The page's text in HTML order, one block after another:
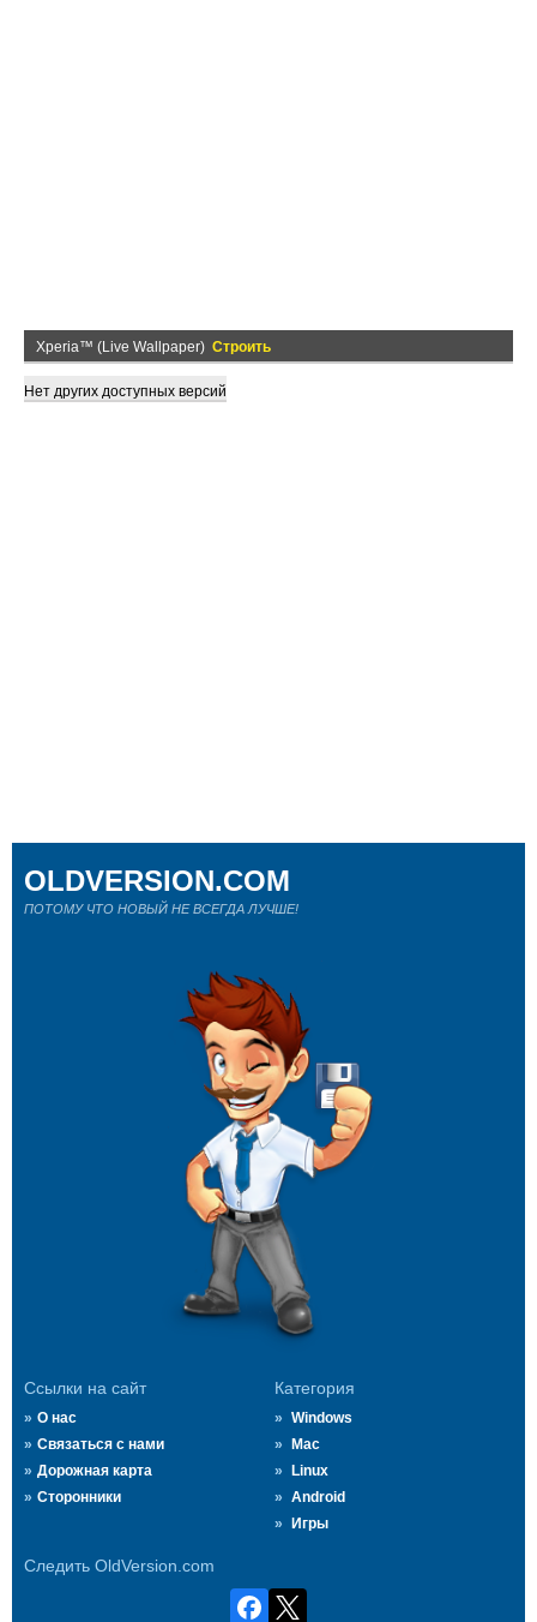
Xperia™ (Live Wallpaper) Строить
Нет других доступных версий
Ссылки на сайт
О нас
Связаться с нами
Дорожная карта
Сторонники
Категория
Windows
Mac
Linux
Android
Игры
Следить OldVersion.com
OLDVERSION.COM
ПОТОМУ ЧТО НОВЫЙ НЕ ВСЕГДА ЛУЧШЕ!